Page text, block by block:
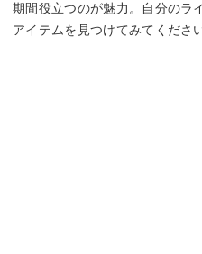
期間役立つのが魅力。自分のラ
アイテムを見つけてみてください